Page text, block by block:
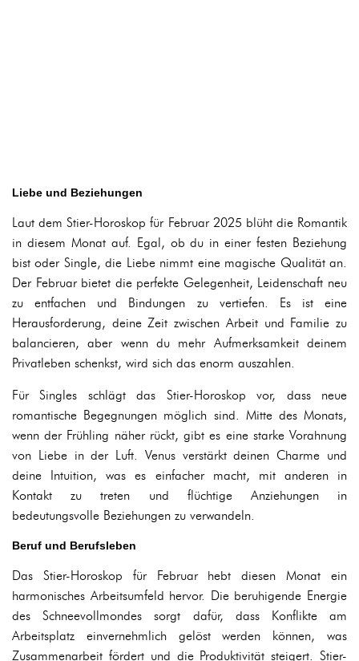
Liebe und Beziehungen
Laut dem Stier-Horoskop für Februar 2025 blüht die Romantik
in diesem Monat auf. Egal, ob du in einer festen Beziehung
bist oder Single, die Liebe nimmt eine magische Qualität an.
Der Februar bietet die perfekte Gelegenheit, Leidenschaft neu
zu entfachen und Bindungen zu vertiefen. Es ist eine
Herausforderung, deine Zeit zwischen Arbeit und Familie zu
balancieren, aber wenn du mehr Aufmerksamkeit deinem
Privatleben schenkst, wird sich das enorm auszahlen.
Für Singles schlägt das Stier-Horoskop vor, dass neue
romantische Begegnungen möglich sind. Mitte des Monats,
wenn der Frühling näher rückt, gibt es eine starke Vorahnung
von Liebe in der Luft. Venus verstärkt deinen Charme und
deine Intuition, was es einfacher macht, mit anderen in
Kontakt zu treten und flüchtige Anziehungen in
bedeutungsvolle Beziehungen zu verwandeln.
Beruf und Berufsleben
Das Stier-Horoskop für Februar hebt diesen Monat ein
harmonisches Arbeitsumfeld hervor. Die beruhigende Energie
des Schneevollmondes sorgt dafür, dass Konflikte am
Arbeitsplatz einvernehmlich gelöst werden können, was
Zusammenarbeit fördert und die Produktivität steigert. Stier-